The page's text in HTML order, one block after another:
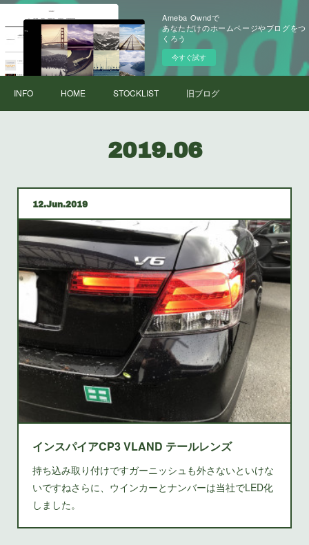
Ameba Owndで
あなただけのホームページやブログをつ
くろう
今すぐ試す
INFO HOME STOCKLIST 旧ブログ
2019.06
12 Jun 2019
インスパイアCP3 VLAND テールレンズ
持ち込み取り付けですガーニッシュも外さないといけな
いですねさらに、ウインカーとナンバーは当社でLED化
しました。